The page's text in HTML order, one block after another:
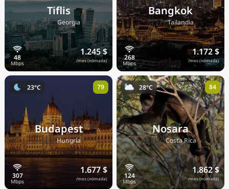
Tiflis
🇬🇪Georgia
1.245 $
/mes (nómada)
Bangkok
🇹🇭Tailandia
1.172 $
/mes (nómada)
Budapest
🇭🇺Hungría
1.677 $
/mes (nómada)
23°C 79
Nosara
🇨🇷Costa Rica
1.862 $
/mes (nómada)
28°C 84